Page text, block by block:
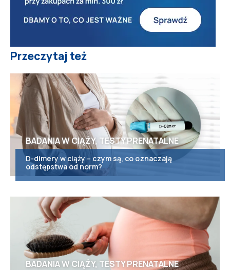
Przeczytaj też
BADANIA W CIĄŻY, TESTY PRENATALNE
D-dimery w ciąży – czym są, co oznaczają
odstępstwa od norm?
BADANIA W CIĄŻY, TESTY PRENATALNE